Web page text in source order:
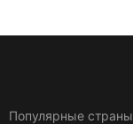
Популярные страны